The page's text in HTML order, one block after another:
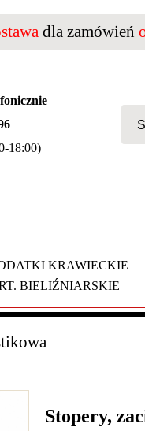
dla zamówień
18:00)
KRAWIECKIE
BIELIŹNIARSKIE
Stopery,